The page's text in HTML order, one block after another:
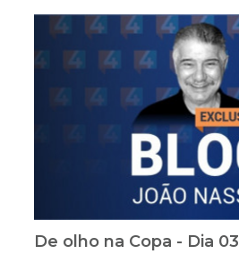
De olho na Copa - Dia 03